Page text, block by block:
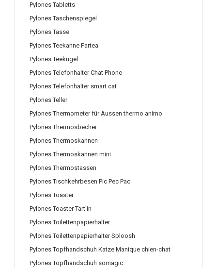
Pylones Tabletts
Pylones Taschenspiegel
Pylones Tasse
Pylones Teekanne Partea
Pylones Teekugel
Pylones Telefonhalter Chat Phone
Pylones Telefonhalter smart cat
Pylones Teller
Pylones Thermometer für Aussen thermo animo
Pylones Thermosbecher
Pylones Thermoskannen
Pylones Thermoskannen mini
Pylones Thermostassen
Pylones Tischkehrbesen Pic Pec Pac
Pylones Toaster
Pylones Toaster Tart'in
Pylones Toilettenpapierhalter
Pylones Toilettenpapierhalter Sploosh
Pylones Topfhandschuh Katze Manique chien-chat
Pylones Topfhandschuh somagic